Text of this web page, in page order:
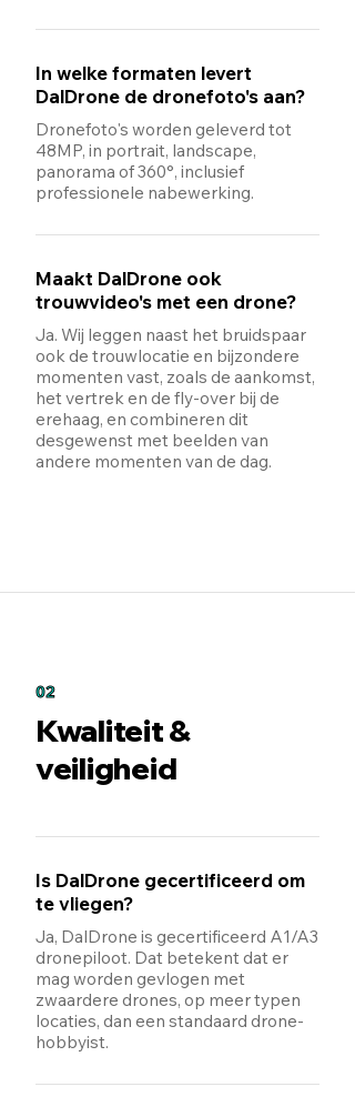
In welke formaten levert
DalDrone de dronefoto's aan?
Dronefoto's worden geleverd tot
48MP, in portrait, landscape,
panorama of 360°, inclusief
professionele nabewerking.
Maakt DalDrone ook
trouwvideo's met een drone?
Ja. Wij leggen naast het bruidspaar
ook de trouwlocatie en bijzondere
momenten vast, zoals de aankomst,
het vertrek en de fly-over bij de
erehaag, en combineren dit
desgewenst met beelden van
andere momenten van de dag.
02
Kwaliteit &
veiligheid
Is DalDrone gecertificeerd om
te vliegen?
Ja, DalDrone is gecertificeerd A1/A3
dronepiloot. Dat betekent dat er
mag worden gevlogen met
zwaardere drones, op meer typen
locaties, dan een standaard drone-
hobbyist.